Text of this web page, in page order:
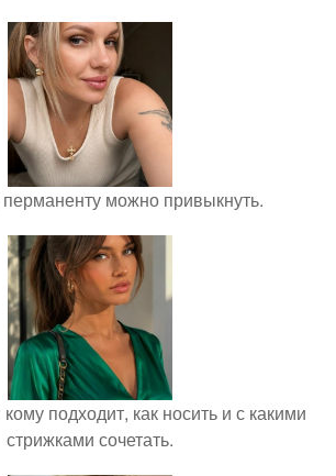
можно привыкнуть.
подходит, как носить и с какими
стрижками сочетать.